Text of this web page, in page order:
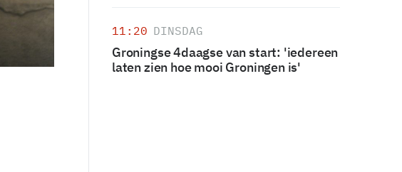
11:20 DINSDAG
Groningse 4daagse van start: 'iedereen
laten zien hoe mooi Groningen is'